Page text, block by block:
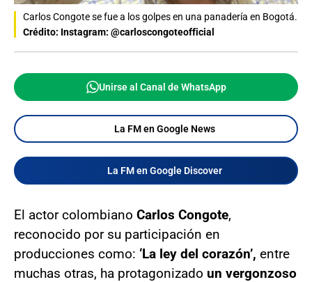
Carlos Congote se fue a los golpes en una panadería en Bogotá.
Crédito: Instagram: @carloscongoteofficial
Unirse al Canal de WhatsApp
La FM en Google News
La FM en Google Discover
El actor colombiano Carlos Congote,
reconocido por su participación en
producciones como: ‘La ley del corazón’, entre
muchas otras, ha protagonizado un vergonzoso